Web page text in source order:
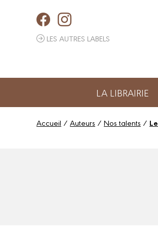
LES AUTRES LABELS
LA LIBRAIRIE
Accueil / Auteurs / Nos talents /